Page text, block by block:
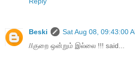
Beski
Sat Aug 08, 09:43:00
//குறை ஒன்றும் இல்லை !!! said...